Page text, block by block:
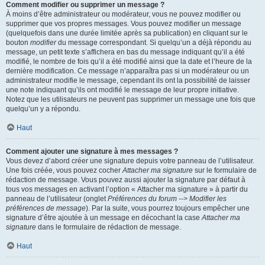
Comment modifier ou supprimer un message ?
À moins d’être administrateur ou modérateur, vous ne pouvez modifier ou
supprimer que vos propres messages. Vous pouvez modifier un message
(quelquefois dans une durée limitée après sa publication) en cliquant sur le
bouton modifierdu message correspondant. Si quelqu’un a déjà répondu au
message, un petit texte s’affichera en bas du message indiquant qu’il a été
modifié, le nombre de fois qu’il a été modifié ainsi que la date et l’heure de la
dernière modification. Ce message n’apparaîtra pas si un modérateur ou un
administrateur modifie le message, cependant ils ont la possibilité de laisser
une note indiquant qu’ils ont modifié le message de leur propre initiative.
Notez que les utilisateurs ne peuvent pas supprimer un message une fois que
quelqu’un y a répondu.
Haut
Comment ajouter une signature à mes messages ?
Vous devez d’abord créer une signature depuis votre panneau de l’utilisateur.
Une fois créée, vous pouvez cocherAttacher ma signature sur le formulaire de
rédaction de message. Vous pouvez aussi ajouter la signature par défaut à
tous vos messages en activant l’option « Attacher ma signature » à partir du
panneau de l’utilisateur (ongletPréférences du forum --> Modifier les
préférences de message). Par la suite, vous pourrez toujours empêcher une
signature d’être ajoutée à un message en décochant la caseAttacher ma
signature dans le formulaire de rédaction de message.
Haut